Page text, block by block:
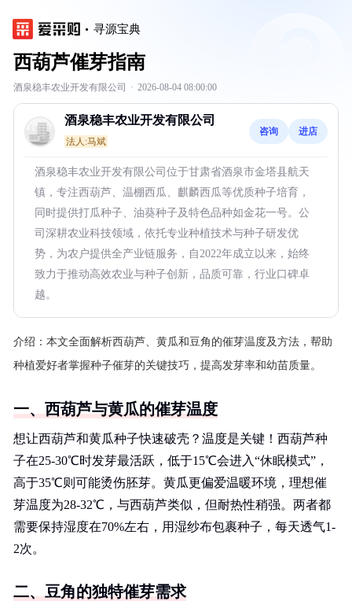
寻源宝典
西葫芦催芽指南
酒泉稳丰农业开发有限公司 · 2026-08-04 08:00:00
酒泉稳丰农业开发有限公司
法人:马斌
咨询 进店
酒泉稳丰农业开发有限公司位于甘肃省酒泉市金塔县航天
镇，专注西葫芦、温棚西瓜、麒麟西瓜等优质种子培育，
同时提供打瓜种子、油葵种子及特色品种如金花一号。公
司深耕农业科技领域，依托专业种植技术与种子研发优
势，为农户提供全产业链服务，自2022年成立以来，始终
致力于推动高效农业与种子创新，品质可靠，行业口碑卓
越。
介绍： 本文全面解析西葫芦、黄瓜和豆角的催芽温度及方法，帮助
种植爱好者掌握种子催芽的关键技巧，提高发芽率和幼苗质量。
一、西葫芦与黄瓜的催芽温度
想让西葫芦和黄瓜种子快速破壳？温度是关键！西葫芦种
子在25-30℃时发芽最活跃，低于15℃会进入“休眠模式”，
高于35℃则可能烫伤胚芽。黄瓜更偏爱温暖环境，理想催
芽温度为28-32℃，与西葫芦类似，但耐热性稍强。两者都
需要保持湿度在70%左右，用湿纱布包裹种子，每天透气1-
2次。
二、豆角的独特催芽需求